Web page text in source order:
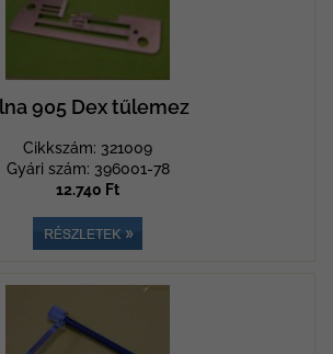
905 Dex tűlemez
Cikkszám: 321009
Gyári szám: 396001-78
12.740 Ft